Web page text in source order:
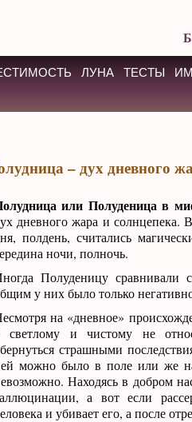
ЛУНА ТЕСТЫ
– дух дневного
или Полуденица в
дневного жара и солнцепека.
полдень, считались
ночи, полночь.
Полуденицу сравнивали с
у них было только
на «дневное»
светлому и чистому не
страшными
можно было в поле или же
Находясь в добром
а вот если
и убивает его, а после